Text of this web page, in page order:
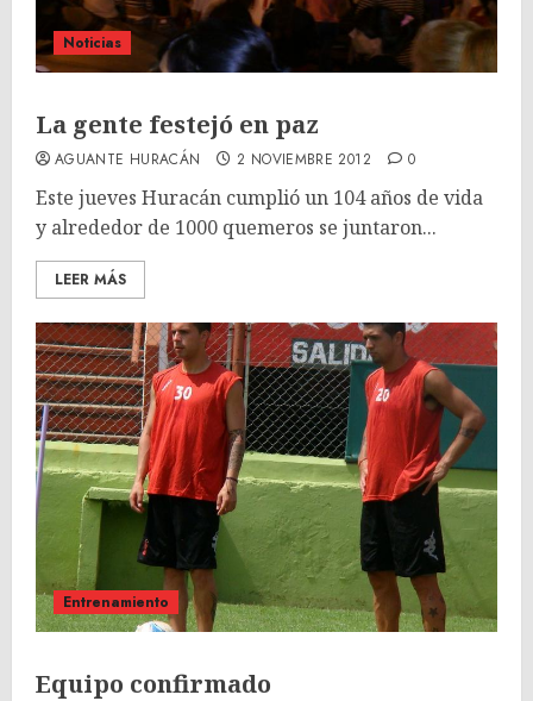
Noticias
La gente festejó en paz
AGUANTE HURACÁN 2 NOVIEMBRE 2012 0
Este jueves Huracán cumplió un 104 años de vida
y alrededor de 1000 quemeros se juntaron...
LEER MÁS
Entrenamiento
Equipo confirmado